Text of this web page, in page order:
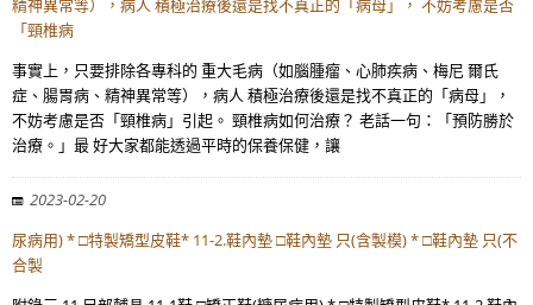
精神異常等），病人 積極治療後還是找不真正的「病母」， 不妨考慮是否
「頸椎病
事實上，只要排除各專科的 重大毛病（如腦腫瘤、心肺疾病、梅尼 爾氏
症、腸胃病、精神異常等），病人 積極治療後還是找不真正的「病母」，
不妨考慮是否「頸椎病」引起。 頸椎病如何治療？ 老話一句：「預防勝於
治療。」最 好大家都能透過平時的保養保健，讓
2023-02-20
尿病用) * □特製矯型皮鞋* 11-2.鞋內墊 □鞋內墊 只(含製模) * □鞋內墊 只(不
合製